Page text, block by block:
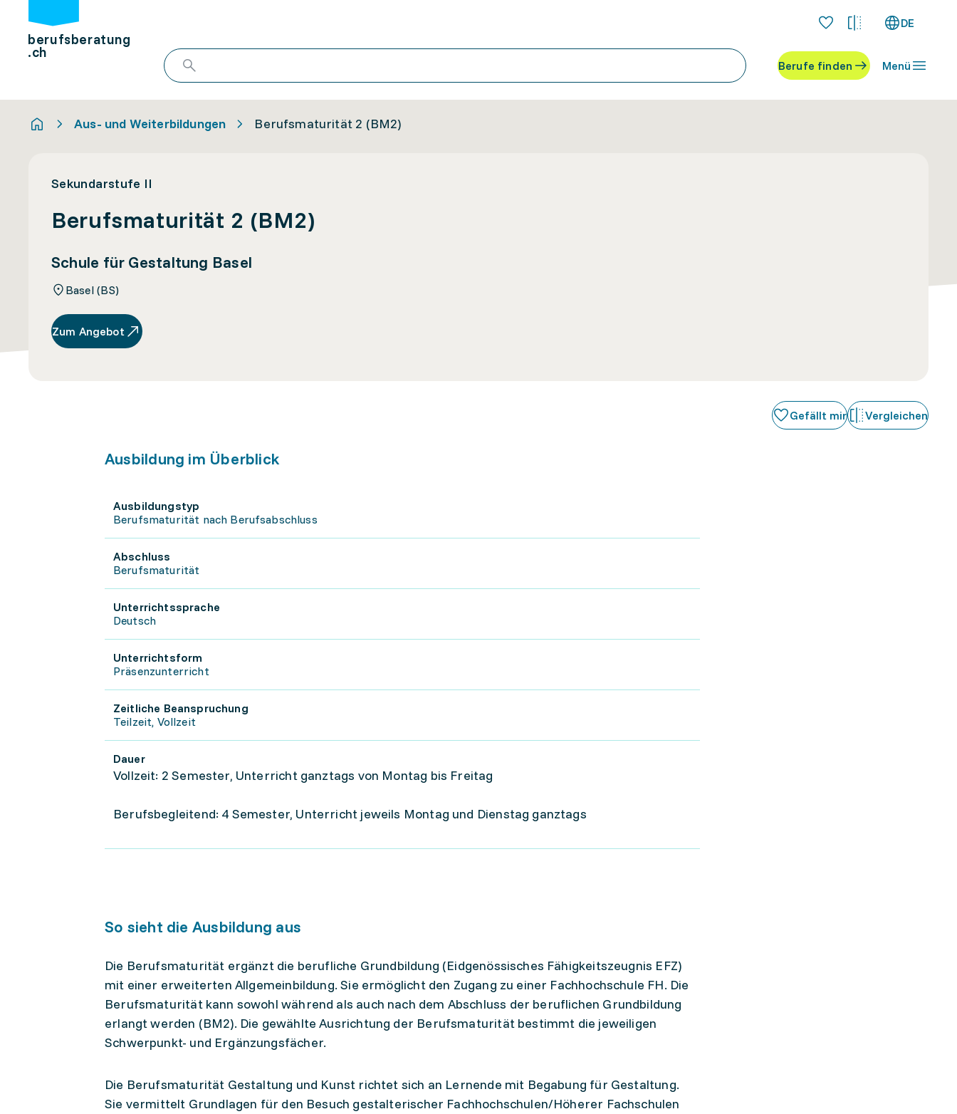
berufsberatung
.ch
DE
Berufe finden Menü
Aus- und Weiterbildungen Berufsmaturität 2 (BM2)
Sekundarstufe II
Berufsmaturität 2 (BM2)
Schule für Gestaltung Basel
Basel (BS)
Zum Angebot
Gefällt mir Vergleichen
Ausbildung im Überblick
Ausbildungstyp
Berufsmaturität nach Berufsabschluss
Abschluss
Berufsmaturität
Unterrichtssprache
Deutsch
Unterrichtsform
Präsenzunterricht
Zeitliche Beanspruchung
Teilzeit, Vollzeit
Dauer
Vollzeit: 2 Semester, Unterricht ganztags von Montag bis Freitag
Berufsbegleitend: 4 Semester, Unterricht jeweils Montag und Dienstag ganztags
So sieht die Ausbildung aus
Die Berufsmaturität ergänzt die berufliche Grundbildung (Eidgenössisches Fähigkeitszeugnis EFZ)
mit einer erweiterten Allgemeinbildung. Sie ermöglicht den Zugang zu einer Fachhochschule FH. Die
Berufsmaturität kann sowohl während als auch nach dem Abschluss der beruflichen Grundbildung
erlangt werden (BM2). Die gewählte Ausrichtung der Berufsmaturität bestimmt die jeweiligen
Schwerpunkt- und Ergänzungsfächer.
Die Berufsmaturität Gestaltung und Kunst richtet sich an Lernende mit Begabung für Gestaltung.
Sie vermittelt Grundlagen für den Besuch gestalterischer Fachhochschulen/Höherer Fachschulen